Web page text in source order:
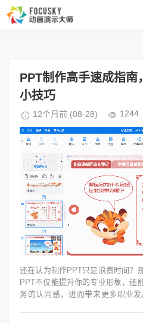
PPT制作高手速成指
小技巧
12个月前 (08-28) 1244
还在认为制作PPT只是浪费时间？
PPT不仅能提升你的专业形象，还
务的认同感，进而带来更多职业